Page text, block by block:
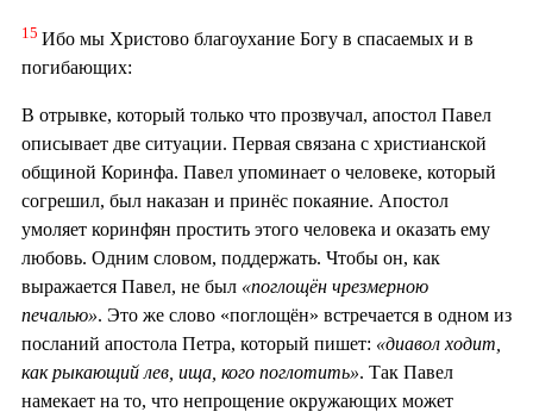
15 Ибо мы Христово благоухание Богу в спасаемых и в
погибающих:
В отрывке, который только что прозвучал, апостол Павел
описывает две ситуации. Первая связана с христианской
общиной Коринфа. Павел упоминает о человеке, который
согрешил, был наказан и принёс покаяние. Апостол
умоляет коринфян простить этого человека и оказать ему
любовь. Одним словом, поддержать. Чтобы он, как
выражается Павел, не был «поглощён чрезмерною
печалью». Это же слово «поглощён» встречается в одном из
посланий апостола Петра, который пишет: «диавол ходит,
как рыкающий лев, ища, кого поглотить». Так Павел
намекает на то, что непрощение окружающих может